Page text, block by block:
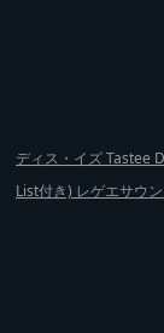
ディス・イズ Tastee
List付き) レゲエサウ